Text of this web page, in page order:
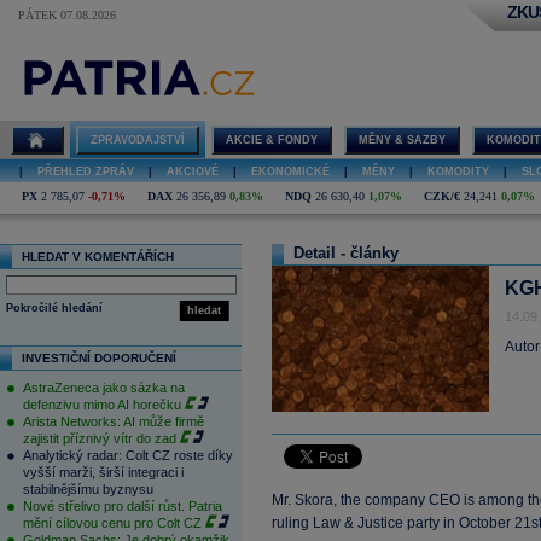
PÁTEK 07.08.2026
ZPRAVODAJSTVÍ AKCIE & FONDY MĚNY & SAZBY
PŘEHLED ZPRÁV AKCIOVÉ EKONOMICKÉ MĚNY KOMODITY
PX 2 785,07 -0,71% DAX 26 356,89 0,83% NDQ 26 630,40 1,07% CZK/€ 24,241 0,07%
HLEDAT V KOMENTÁŘÍCH
hledat
Pokročilé hledání
INVESTIČNÍ DOPORUČENÍ
AstraZeneca jako sázka na
defenzivu mimo AI horečku
Arista Networks: AI může firmě
zajistit příznivý vítr do zad
Analytický radar: Colt CZ roste díky
vyšší marži, širší integraci i
stabilnějšímu byznysu
Nové střelivo pro další růst. Patria
mění cílovou cenu pro Colt CZ
Detail - články
Mr. Skora, the company CEO is among
ruling Law & Justice party in October